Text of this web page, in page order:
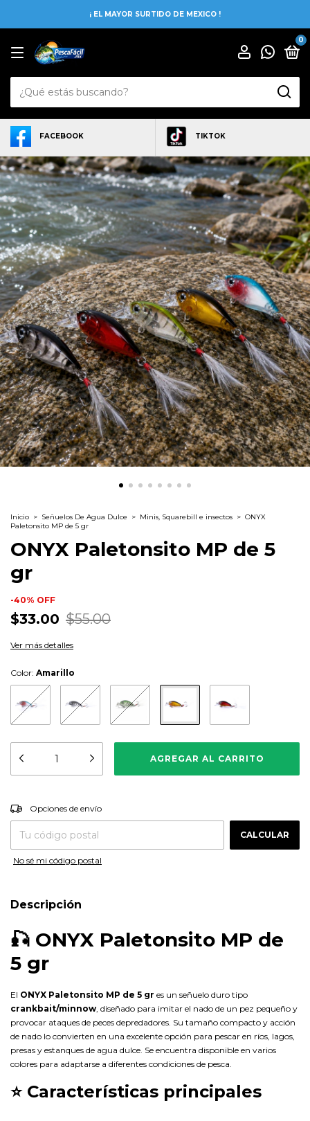
¡ EL MAYOR SURTIDO DE MEXICO !
0
FACEBOOK TIKTOK
Inicio > Señuelos De Agua Dulce > Minis, Squarebill e insectos > ONYX
Paletonsito MP de 5 gr
ONYX Paletonsito MP de 5
gr
-40% OFF
$33.00 $55.00
Ver más detalles
Color: Amarillo
Entregas para el CP:
Opciones de envío
CALCULAR
No sé mi código postal
Descripción
🎣 ONYX Paletonsito MP de
5 gr
El ONYX Paletonsito MP de 5 gr es un señuelo duro tipo
crankbait/minnow , diseñado para imitar el nado de un pez pequeño y
provocar ataques de peces depredadores. Su tamaño compacto y acción
de nado lo convierten en una excelente opción para pescar en ríos, lagos,
presas y estanques de agua dulce. Se encuentra disponible en varios
colores para adaptarse a diferentes condiciones de pesca.
⭐ Características principales